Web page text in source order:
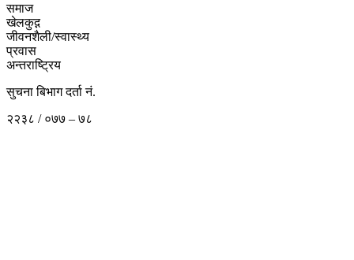
समाज
खेलकुद़़
जीवनशैली/स्वास्थ्य
प्रवास
अन्तराष्ट्रिय
सुचना बिभाग दर्ता नं.
२२३८ / ०७७ – ७८